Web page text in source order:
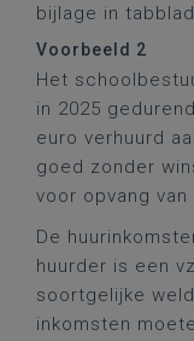
bijlage in
Voorbeeld 2
Het
in 2025
euro verhuurd
goed zonder
voor opvang van
De
huurder is een
soortgelijke
inkomsten